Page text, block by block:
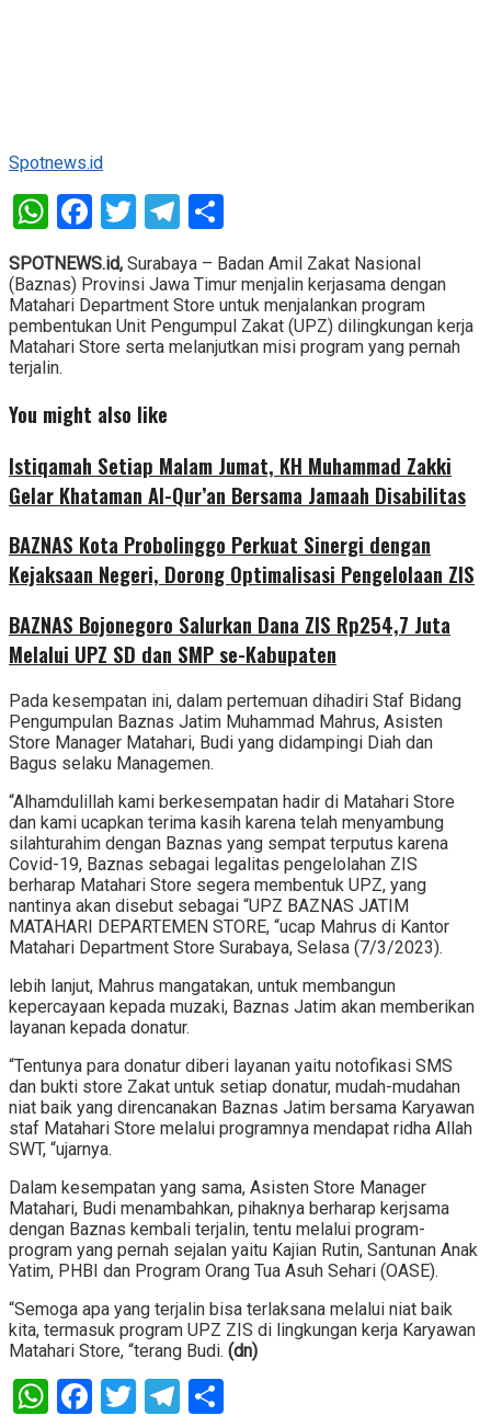
Spotnews.id
WhatsApp
Facebook
TwitterTelegram
SPOTNEWS.id, Surabaya – Badan Amil Zakat Nasional
(Baznas) Provinsi Jawa Timur menjalin kerjasama dengan
Matahari Department Store untuk menjalankan program
pembentukan Unit Pengumpul Zakat (UPZ) dilingkungan kerja
Matahari Store serta melanjutkan misi program yang pernah
terjalin.
You might also like
Istiqamah Setiap Malam Jumat, KH Muhammad Zakki
Gelar Khataman Al-Qur’an Bersama Jamaah Disabilitas
BAZNAS Kota Probolinggo Perkuat Sinergi dengan
Kejaksaan Negeri, Dorong Optimalisasi Pengelolaan ZIS
BAZNAS Bojonegoro Salurkan Dana ZIS Rp254,7 Juta
Melalui UPZ SD dan SMP se-Kabupaten
Pada kesempatan ini, dalam pertemuan dihadiri Staf Bidang
Pengumpulan Baznas Jatim Muhammad Mahrus, Asisten
Store Manager Matahari, Budi yang didampingi Diah dan
Bagus selaku Managemen.
“Alhamdulillah kami berkesempatan hadir di Matahari Store
dan kami ucapkan terima kasih karena telah menyambung
silahturahim dengan Baznas yang sempat terputus karena
Covid-19, Baznas sebagai legalitas pengelolahan ZIS
berharap Matahari Store segera membentuk UPZ, yang
nantinya akan disebut sebagai “UPZ BAZNAS JATIM
MATAHARI DEPARTEMEN STORE, “ucap Mahrus di Kantor
Matahari Department Store Surabaya, Selasa (7/3/2023).
lebih lanjut, Mahrus mangatakan, untuk membangun
kepercayaan kepada muzaki, Baznas Jatim akan memberikan
layanan kepada donatur.
“Tentunya para donatur diberi layanan yaitu notofikasi SMS
dan bukti store Zakat untuk setiap donatur, mudah-mudahan
niat baik yang direncanakan Baznas Jatim bersama Karyawan
staf Matahari Store melalui programnya mendapat ridha Allah
SWT, “ujarnya.
Dalam kesempatan yang sama, Asisten Store Manager
Matahari, Budi menambahkan, pihaknya berharap kerjsama
dengan Baznas kembali terjalin, tentu melalui program-
program yang pernah sejalan yaitu Kajian Rutin, Santunan Anak
Yatim, PHBI dan Program Orang Tua Asuh Sehari (OASE).
“Semoga apa yang terjalin bisa terlaksana melalui niat baik
kita, termasuk program UPZ ZIS di lingkungan kerja Karyawan
Matahari Store, “terang Budi. (dn)
WhatsApp
Facebook
TwitterTelegram